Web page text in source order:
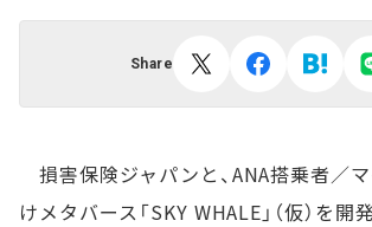
Share
損害保険ジャパンと、ANA搭乗者／
けメタバース「SKY WHALE」（仮）を